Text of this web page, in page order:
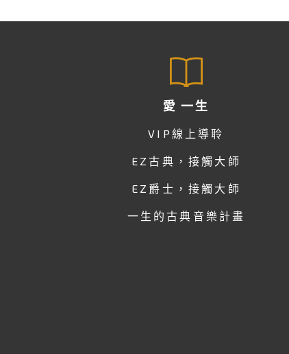
愛 一生
VIP線上導聆
EZ古典，接觸大師
EZ爵士，接觸大師
一生的古典音樂計畫